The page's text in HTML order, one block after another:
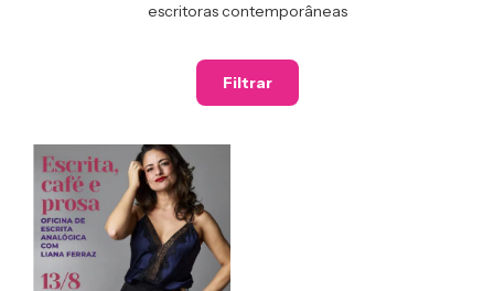
escritoras contemporâneas
Filtrar